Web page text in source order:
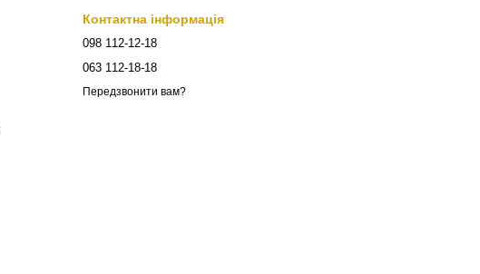
Контактна інформація
098 112-12-18
063 112-18-18
Передзвонити вам?